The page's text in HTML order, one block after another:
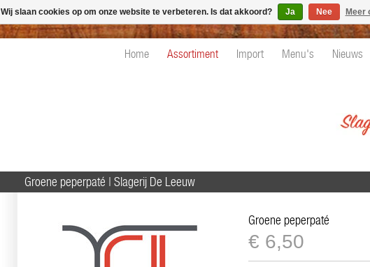
Home Assortiment Import Menu's Nieuws
Groene peperpaté | Slagerij De Leeuw
Groene peperpaté
€ 6,50
€6,50
Wij slaan cookies op om onze website te verbeteren. Is dat akkoord? Ja Nee Meer